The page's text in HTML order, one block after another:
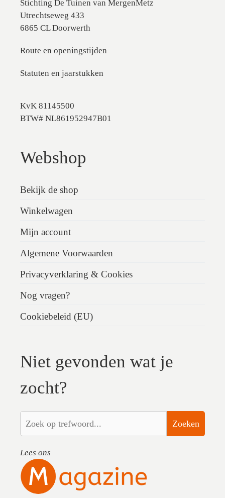
Stichting De Tuinen van MergenMetz
Utrechtseweg 433
6865 CL Doorwerth
Route en openingstijden
Statuten en jaarstukken
KvK 81145500
BTW# NL861952947B01
Webshop
Bekijk de shop
Winkelwagen
Mijn account
Algemene Voorwaarden
Privacyverklaring & Cookies
Nog vragen?
Cookiebeleid (EU)
Niet gevonden wat je
zocht?
Zoeken
Lees ons